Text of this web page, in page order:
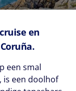
en
een smal
is een doolhof